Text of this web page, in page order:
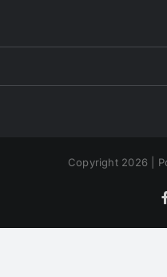
Copyright 2026 |